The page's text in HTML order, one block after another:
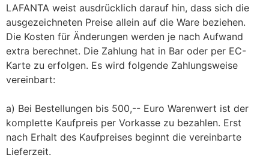
LAFANTA weist ausdrücklich darauf hin, dass sich die
ausgezeichneten Preise allein auf die Ware beziehen.
Die Kosten für Änderungen werden je nach Aufwand
extra berechnet. Die Zahlung hat in Bar oder per EC-
Karte zu erfolgen. Es wird folgende Zahlungsweise
vereinbart:
a) Bei Bestellungen bis 500,-- Euro Warenwert ist der
komplette Kaufpreis per Vorkasse zu bezahlen. Erst
nach Erhalt des Kaufpreises beginnt die vereinbarte
Lieferzeit.